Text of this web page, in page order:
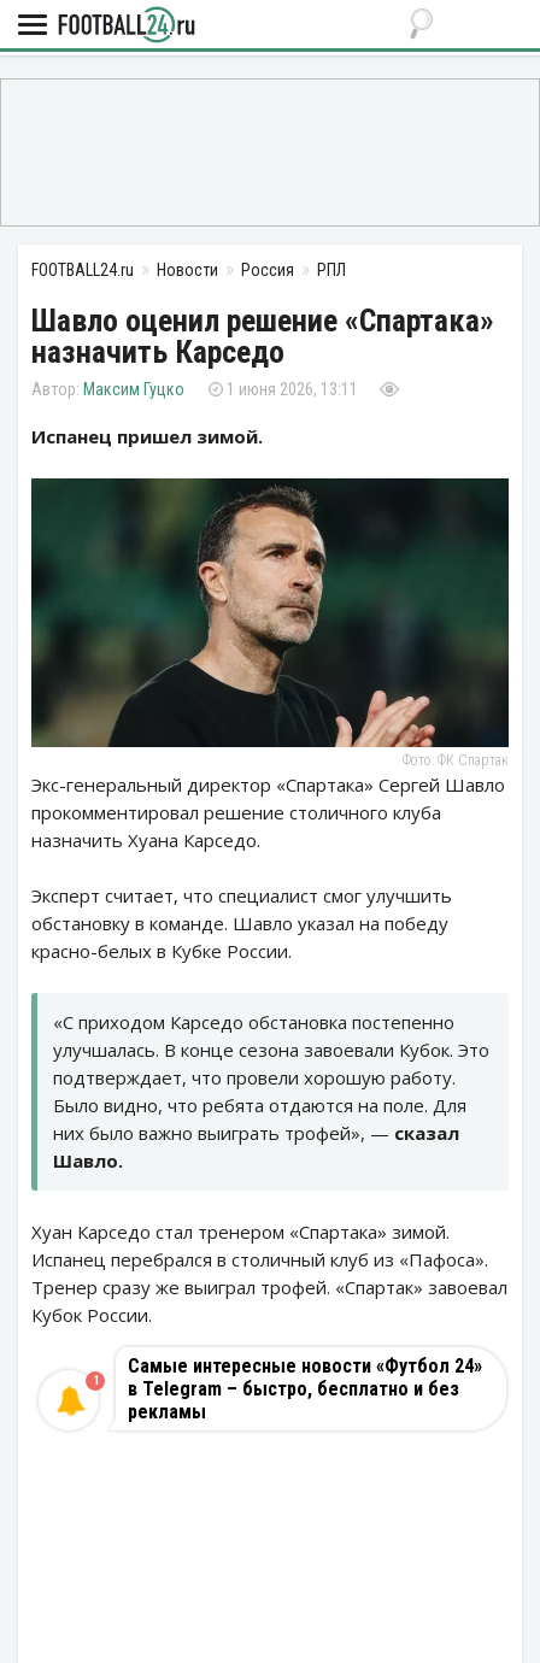
FOOTBALL24.ru Новости Россия РПЛ
Шавло оценил решение «Спартака»
назначить Карседо
Максим Гуцко 1 июня 2026, 13:11
Испанец пришел зимой.
Фото: ФК Спартак
Экс-генеральный директор «Спартака» Сергей Шавло
прокомментировал решение столичного клуба
назначить Хуана Карседо.
Эксперт считает, что специалист смог улучшить
обстановку в команде. Шавло указал на победу
красно-белых в Кубке России.
«С приходом Карседо обстановка постепенно
улучшалась. В конце сезона завоевали Кубок. Это
подтверждает, что провели хорошую работу.
Было видно, что ребята отдаются на поле. Для
них было важно выиграть трофей», — сказал
Шавло.
Хуан Карседо стал тренером «Спартака» зимой.
Испанец перебрался в столичный клуб из «Пафоса».
Тренер сразу же выиграл трофей. «Спартак» завоевал
Кубок России.
Самые интересные новости «Футбол 24»
в Telegram – быстро, бесплатно и без
рекламы
1